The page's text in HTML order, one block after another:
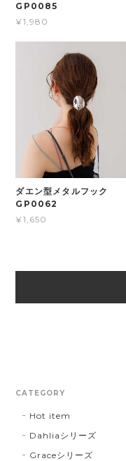
GP0085
¥1,980
ダエン型メタルフック
GP0062
¥1,650
CATEGORY
Hot item
Dahliaシリーズ
Graceシリーズ